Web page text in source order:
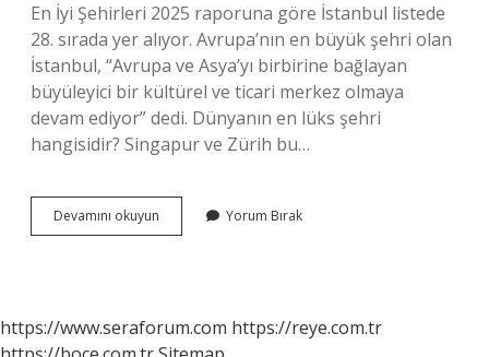
En İyi Şehirleri 2025 raporuna göre İstanbul listede
28. sırada yer alıyor. Avrupa’nın en büyük şehri olan
İstanbul, “Avrupa ve Asya’yı birbirine bağlayan
büyüleyici bir kültürel ve ticari merkez olmaya
devam ediyor” dedi. Dünyanın en lüks şehri
hangisidir? Singapur ve Zürih bu…
Devamını okuyun Dünyanın
En
Yorum Bırak
https://www.seraforum.com https://reye.com.tr